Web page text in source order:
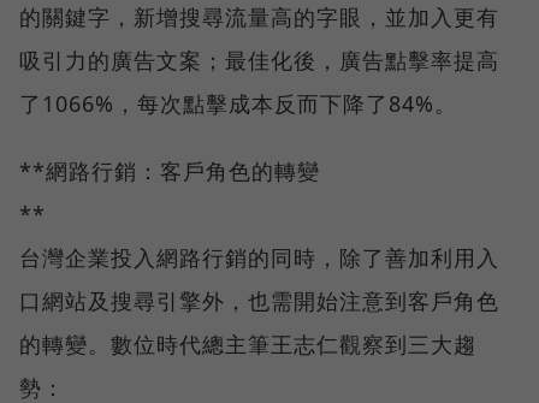
的關鍵字，新增搜尋流量高的字眼，並加入更有
吸引力的廣告文案；最佳化後，廣告點擊率提高
了1066%，每次點擊成本反而下降了84%。
**網路行銷：客戶角色的轉變
**
台灣企業投入網路行銷的同時，除了善加利用入
口網站及搜尋引擎外，也需開始注意到客戶角色
的轉變。數位時代總主筆王志仁觀察到三大趨
勢：